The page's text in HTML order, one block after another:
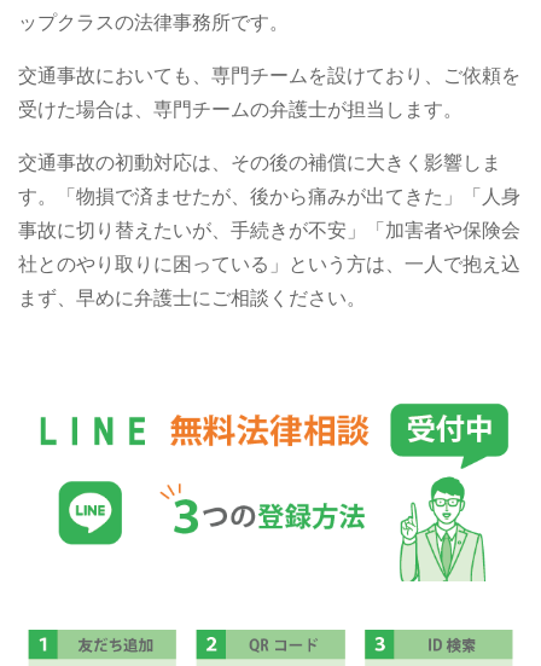
ップクラスの法律事務所です。
交通事故においても、専門チームを設けており、ご依頼を
受けた場合は、専門チームの弁護士が担当します。
交通事故の初動対応は、その後の補償に大きく影響しま
す。「物損で済ませたが、後から痛みが出てきた」「人身
事故に切り替えたいが、手続きが不安」「加害者や保険会
社とのやり取りに困っている」という方は、一人で抱え込
まず、早めに弁護士にご相談ください。